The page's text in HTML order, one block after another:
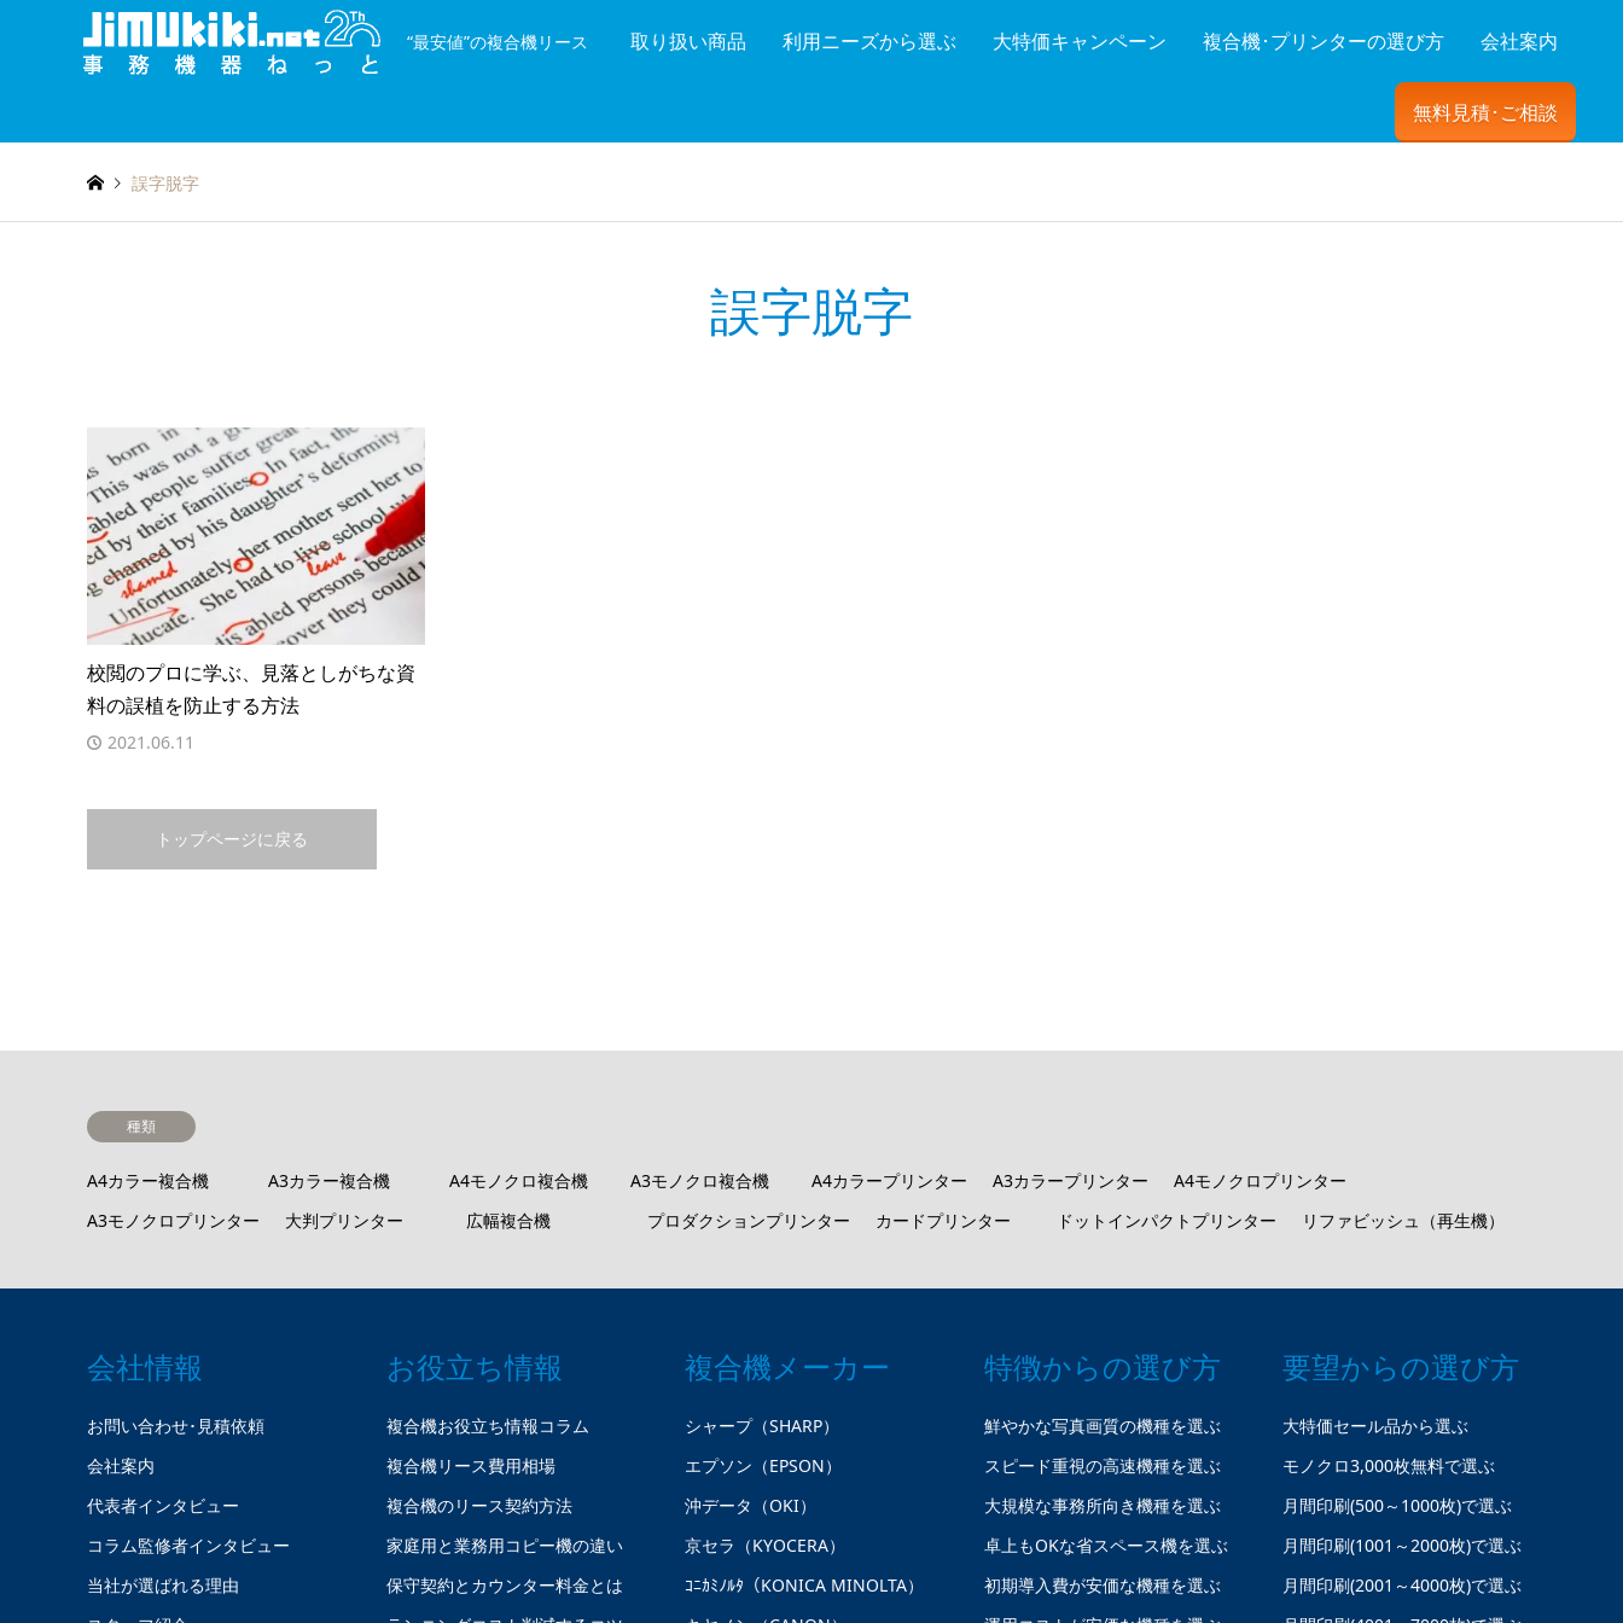
“最安値”の複合機リース 取り扱い商品 利用ニーズから選ぶ 大特価キャンペーン 複合機･プリンターの選び方 会社案内
無料見積･ご相談
誤字脱字
誤字脱字
校閲のプロに学ぶ、見落としがちな資
料の誤植を防止する方法
2021.06.11
トップページに戻る
種類
A4カラー複合機 A3カラー複合機 A4モノクロ複合機 A3モノクロ複合機 A4カラープリンター A3カラープリンター
A4モノクロプリンター
A3モノクロプリンター
大判プリンター 広幅複合機 プロダクションプリンター カードプリンター ドットインパクトプリンター リファビッシュ（再生機）
会社情報
お問い合わせ･見積依頼
会社案内
代表者インタビュー
コラム監修者インタビュー
当社が選ばれる理由
お役立ち情報
複合機お役立ち情報コラム
複合機リース費用相場
複合機のリース契約方法
家庭用と業務用コピー機の違い
保守契約とカウンター料金とは
複合機メーカー
シャープ（SHARP）
エプソン（EPSON）
沖データ（OKI）
京セラ（KYOCERA）
ｺﾆｶﾐﾉﾙﾀ（KONICA MINOLTA）
特徴からの選び方
鮮やかな写真画質の機種を選ぶ
スピード重視の高速機種を選ぶ
大規模な事務所向き機種を選ぶ
卓上もOKな省スペース機を選ぶ
初期導入費が安価な機種を選ぶ
要望からの選び方
大特価セール品から選ぶ
モノクロ3,000枚無料で選ぶ
月間印刷(500～1000枚)で選ぶ
月間印刷(1001～2000枚)で選ぶ
月間印刷(2001～4000枚)で選ぶ